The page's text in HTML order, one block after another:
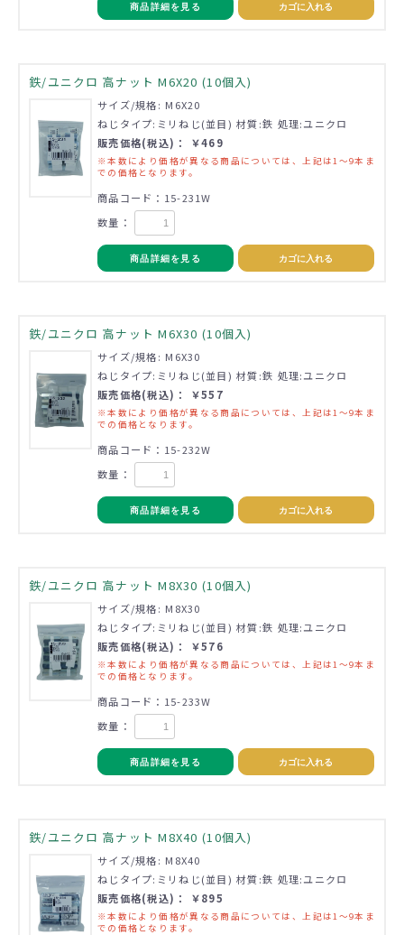
商品詳細を見る カゴに入れる
鉄/ユニクロ 高ナット M6X20 (10個入)
サイズ/規格: M6X20
ねじタイプ:ミリねじ(並目) 材質:鉄 処理:ユニクロ
販売価格(税込)： ￥469
※本数により価格が異なる商品については、上記は1～9本ま
での価格となります。
商品コード：15-231W
数量：
商品詳細を見る カゴに入れる
鉄/ユニクロ 高ナット M6X30 (10個入)
サイズ/規格: M6X30
ねじタイプ:ミリねじ(並目) 材質:鉄 処理:ユニクロ
販売価格(税込)： ￥557
※本数により価格が異なる商品については、上記は1～9本ま
での価格となります。
商品コード：15-232W
数量：
商品詳細を見る カゴに入れる
鉄/ユニクロ 高ナット M8X30 (10個入)
サイズ/規格: M8X30
ねじタイプ:ミリねじ(並目) 材質:鉄 処理:ユニクロ
販売価格(税込)： ￥576
※本数により価格が異なる商品については、上記は1～9本ま
での価格となります。
商品コード：15-233W
数量：
商品詳細を見る カゴに入れる
鉄/ユニクロ 高ナット M8X40 (10個入)
サイズ/規格: M8X40
ねじタイプ:ミリねじ(並目) 材質:鉄 処理:ユニクロ
販売価格(税込)： ￥895
※本数により価格が異なる商品については、上記は1～9本ま
での価格となります。